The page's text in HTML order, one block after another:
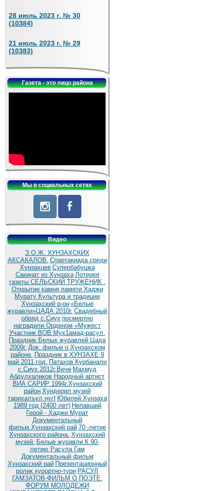
28 июль 2023 г. № 30
(10384)
21 июль 2023 г. № 29
(10383)
Газета - это лицо района
Мы в социальных сетях
Видео
З.О.Ж. ХУНЗАХСКИХ
АКСАКАЛОВ. Спартакиада среди
Хунзахцев Супербабушка
Сакинат из Хунзаха Лотерея
газеты СЕЛЬСКИЙ ТРУЖЕНИК .
Открытие камня памяти Хаджи
Мурату Культура и традиции
Хунзахский р-он «Белые
журавли»ЦАДА 2010г. Cвадебный
обряд c.Сиух посмертно
наградили Орденом «Мужест
Участник ВОВ Мух1амад-расул.
Праздник Белых журавлей Цада
2009г. Док. фильм о Хунзахском
районе. Праздник в ХУНЗАХЕ 9
май 2011 год. Патахов Курбанали
с.Сиух 2012г.Вече Махмуд
Абдулхаликов Народный артист
ВИА САРИР 1994г.Хунзахский
район Хундерил музей
тарихалъул нугI Юбилей Хунзаха
1989 год (2400 лет) Непавший
Герой - Хаджи Мурат
Документальный
фильм.Хунзахский рай 70 -летие
Хунзахского района. Хунзахский
музей. Белые журавли.К 90-
летию Расула Гам
Документальный фильм
Хунзахский рай Презентационный
ролик курортно-тури РАСУЛ
ГАМЗАТОВ-ФИЛЬМ О ПОЭТЕ.
ФОРУМ МОЛОДЕЖИ